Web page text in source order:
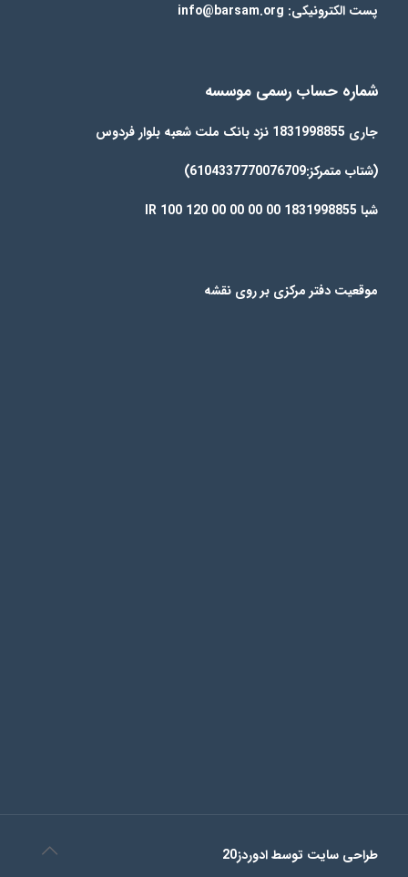
پست الکترونیکی: info@barsam.org
شماره حساب رسمی موسسه
جاری 1831998855 نزد بانک ملت شعبه بلوار فردوس
(شتاب متمرکز:6104337770076709)
شبا IR 100 120 00 00 00 00 1831998855
موقعیت دفتر مرکزی بر روی نقشه
طراحی سایت توسط ادوردز20